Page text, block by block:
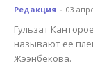
Редакция - 03
Гульзат
называют ее
Жээнбекова.